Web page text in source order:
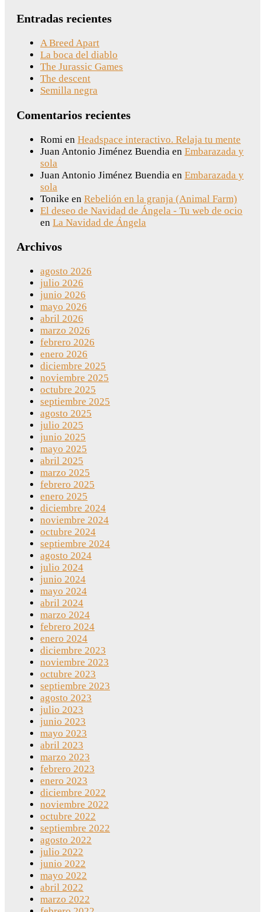
Entradas recientes
A Breed Apart
La boca del diablo
The Jurassic Games
The descent
Semilla negra
Comentarios recientes
Romi en Headspace interactivo. Relaja tu mente
Juan Antonio Jiménez Buendia en Embarazada y
sola
Juan Antonio Jiménez Buendia en Embarazada y
sola
Tonike en Rebelión en la granja (Animal Farm)
El deseo de Navidad de Ángela - Tu web de ocio
en La Navidad de Ángela
Archivos
agosto 2026
julio 2026
junio 2026
mayo 2026
abril 2026
marzo 2026
febrero 2026
enero 2026
diciembre 2025
noviembre 2025
octubre 2025
septiembre 2025
agosto 2025
julio 2025
junio 2025
mayo 2025
abril 2025
marzo 2025
febrero 2025
enero 2025
diciembre 2024
noviembre 2024
octubre 2024
septiembre 2024
agosto 2024
julio 2024
junio 2024
mayo 2024
abril 2024
marzo 2024
febrero 2024
enero 2024
diciembre 2023
noviembre 2023
octubre 2023
septiembre 2023
agosto 2023
julio 2023
junio 2023
mayo 2023
abril 2023
marzo 2023
febrero 2023
enero 2023
diciembre 2022
noviembre 2022
octubre 2022
septiembre 2022
agosto 2022
julio 2022
junio 2022
mayo 2022
abril 2022
marzo 2022